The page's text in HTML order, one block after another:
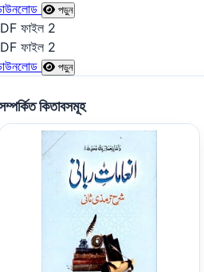
পড়ুন
ফাইল 2
ফাইল 2
পড়ুন
কিতাবসমূহ